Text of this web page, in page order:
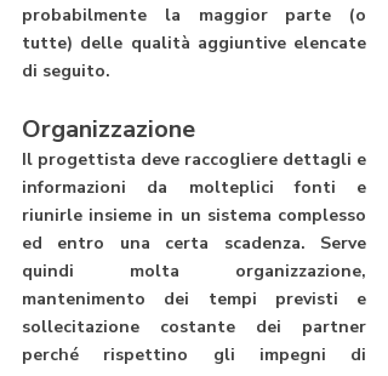
probabilmente la maggior parte (o
tutte) delle qualità aggiuntive elencate
di seguito.
Organizzazione
Il progettista deve raccogliere dettagli e
informazioni da molteplici fonti e
riunirle insieme in un sistema complesso
ed entro una certa scadenza. Serve
quindi molta organizzazione,
mantenimento dei tempi previsti e
sollecitazione costante dei partner
perché rispettino gli impegni di